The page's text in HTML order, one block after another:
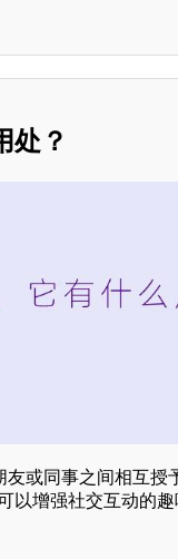
处？
友或同事之间相互授
以增强社交互动的趣